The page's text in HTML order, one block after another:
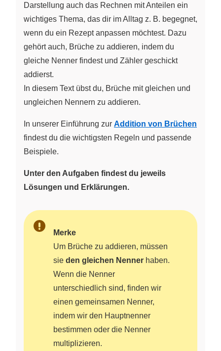
Darstellung auch das Rechnen mit Anteilen ein
wichtiges Thema, das dir im Alltag z. B. begegnet,
wenn du ein Rezept anpassen möchtest. Dazu
gehört auch, Brüche zu addieren, indem du
gleiche Nenner findest und Zähler geschickt
addierst.
In diesem Text übst du, Brüche mit gleichen und
ungleichen Nennern zu addieren.
In unserer Einführung zur Addition von Brüchen
findest du die wichtigsten Regeln und passende
Beispiele.
Unter den Aufgaben findest du jeweils
Lösungen und Erklärungen.
Merke
Um Brüche zu addieren, müssen
sie den gleichen Nenner haben.
Wenn die Nenner
unterschiedlich sind, finden wir
einen gemeinsamen Nenner,
indem wir den Hauptnenner
bestimmen oder die Nenner
multiplizieren.